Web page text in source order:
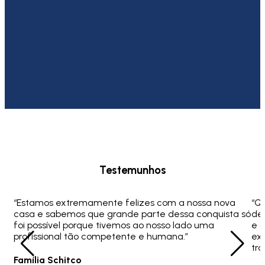
Testemunhos
“Estamos extremamente felizes com a nossa nova
casa e sabemos que grande parte dessa conquista só
foi possível porque tivemos ao nosso lado uma
profissional tão competente e humana.”
Família Schitco
e